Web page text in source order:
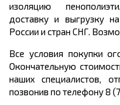
изоляцию
доставку и выгрузку
России и стран СНГ.
Все условия покупки
Окончательную
наших специалистов,
позвонив по телефону 8